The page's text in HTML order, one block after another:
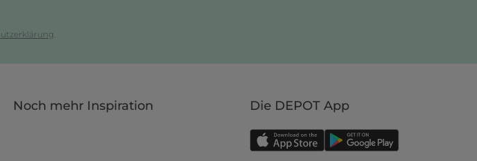
.
Noch mehr Inspiration Die DEPOT App